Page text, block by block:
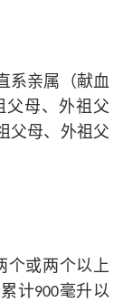
系亲属（献血
父母、外祖父
父母、外祖父
个或两个以上
计900毫升以